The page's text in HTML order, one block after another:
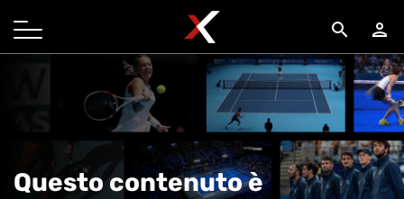
search person
Questo contenuto è